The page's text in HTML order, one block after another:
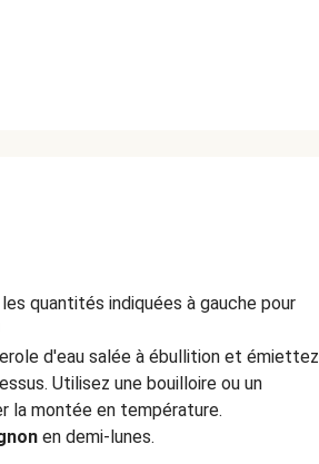
quantités indiquées à gauche pour
d'eau salée à ébullition et émiettez
Utilisez une bouilloire ou un
la montée en température.
en demi-lunes.